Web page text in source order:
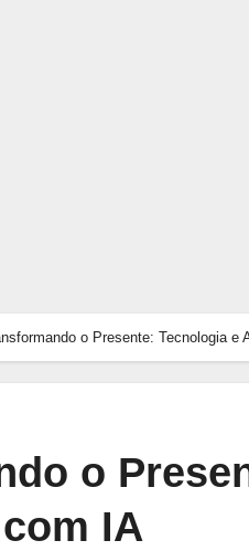
o Presente: Tecnologia e
o
IA